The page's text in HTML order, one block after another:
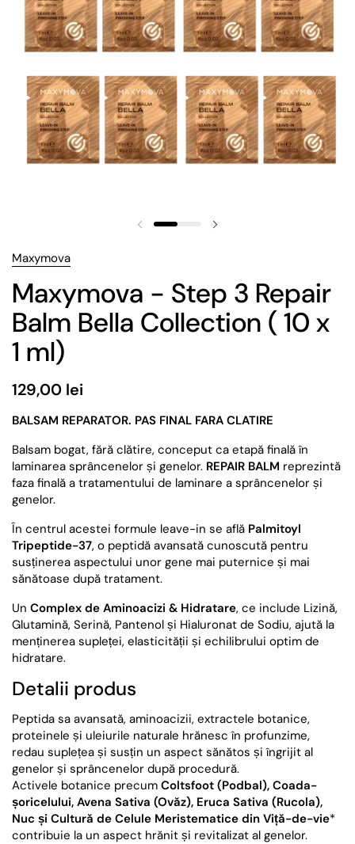
Maxymova
Maxymova - Step 3 Repair
Balm Bella Collection ( 10 x
1 ml)
129,00 lei
BALSAM REPARATOR. PAS FINAL FARA CLATIRE
Balsam bogat, fără clătire, conceput ca etapă finală în
laminarea sprâncenelor și genelor. REPAIR BALM reprezintă
faza finală a tratamentului de laminare a sprâncenelor și
genelor.
În centrul acestei formule leave-in se află Palmitoyl
Tripeptide-37, o peptidă avansată cunoscută pentru
susținerea aspectului unor gene mai puternice și mai
sănătoase după tratament.
Un Complex de Aminoacizi & Hidratare, ce include Lizină,
Glutamină, Serină, Pantenol și Hialuronat de Sodiu, ajută la
menținerea supleței, elasticității și echilibrului optim de
hidratare.
Detalii produs
Peptida sa avansată, aminoacizii, extractele botanice,
proteinele și uleiurile naturale hrănesc în profunzime,
redau suplețea și susțin un aspect sănătos și îngrijit al
genelor și sprâncenelor după procedură.
Activele botanice precum Coltsfoot (Podbal), Coada-
șoricelului, Avena Sativa (Ovăz), Eruca Sativa (Rucola),
Nuc și Cultură de Celule Meristematice din Viță-de-vie*
contribuie la un aspect hrănit și revitalizat al genelor.